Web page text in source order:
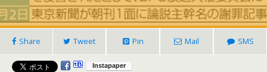
Share Tweet Pin Mail SMS